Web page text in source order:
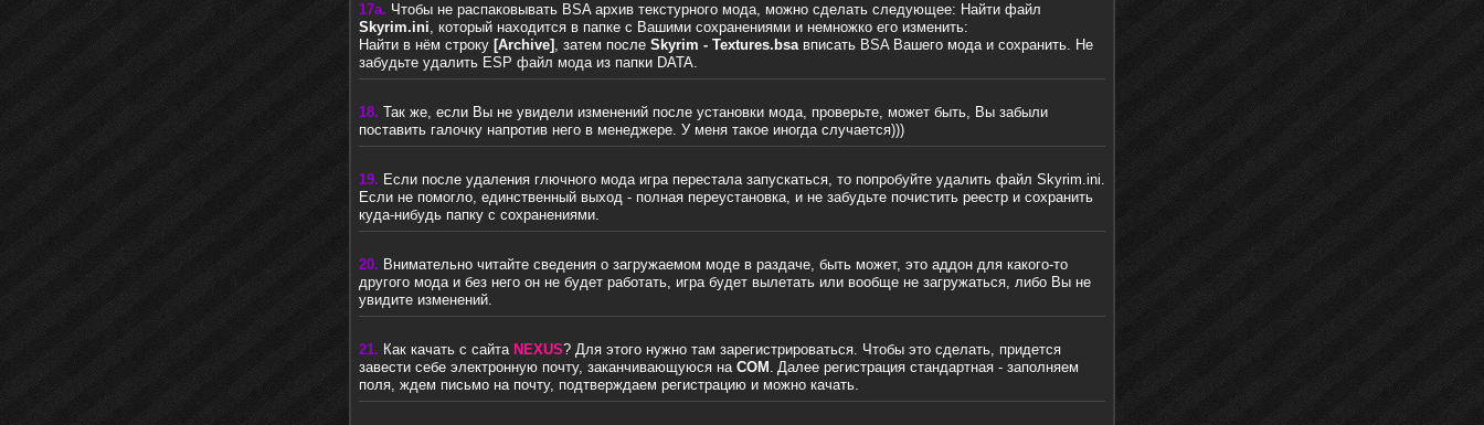
17а. Чтобы не распаковывать BSA архив текстурного мода, можно сделать следующее: Найти файл
Skyrim.ini, который находится в папке с Вашими сохранениями и немножко его изменить:
Найти в нём строку [Archive] , затем после Skyrim - Textures.bsaвписать BSA Вашего мода и сохранить. Не
забудьте удалить ESP файл мода из папки DATA.
18. Так же, если Вы не увидели изменений после установки мода, проверьте, может быть, Вы забыли
поставить галочку напротив него в менеджере. У меня такое иногда случается)))
19. Если после удаления глючного мода игра перестала запускаться, то попробуйте удалить файл Skyrim.ini.
Если не помогло, единственный выход - полная переустановка, и не забудьте почистить реестр и сохранить
куда-нибудь папку с сохранениями.
20. Внимательно читайте сведения о загружаемом моде в раздаче, быть может, это аддон для какого-то
другого мода и без него он не будет работать, игра будет вылетать или вообще не загружаться, либо Вы не
увидите изменений.
21. Как качать с сайта NEXUS? Для этого нужно там зарегистрироваться. Чтобы это сделать, придется
завести себе электронную почту, заканчивающуюся на COM . Далее регистрация стандартная - заполняем
поля, ждем письмо на почту, подтверждаем регистрацию и можно качать.